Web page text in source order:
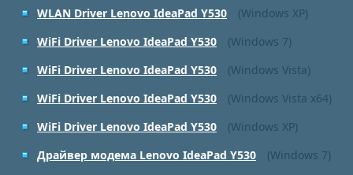
WLAN Driver Lenovo IdeaPad Y530
(Windows XP)
WiFi Driver Lenovo IdeaPad Y530
(Windows 7)
WiFi Driver Lenovo IdeaPad Y530
(Windows Vista)
WiFi Driver Lenovo IdeaPad Y530
(Windows Vista x64)
WiFi Driver Lenovo IdeaPad Y530
(Windows XP)
Драйвер модема Lenovo IdeaPad Y530
(Windows 7)